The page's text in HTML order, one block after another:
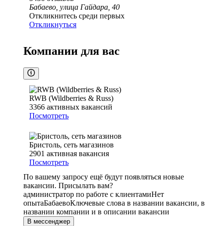
Бабаево, улица Гайдара, 40
Откликнитесь среди первых
Откликнуться
Компании для вас
RWB (Wildberries & Russ)
3366 активных вакансий
Посмотреть
Бристоль, сеть магазинов
2901 активная вакансия
Посмотреть
По вашему запросу ещё будут появляться новые
вакансии. Присылать вам?
администратор по работе с клиентамиНет
опытаБабаевоКлючевые слова в названии вакансии, в
названии компании и в описании вакансии
В мессенджер